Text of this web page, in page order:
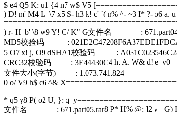
$ e4 Q5 K: u1 {4 n7 w$ V5 [
) D! m' M4 L \7 x5 S- h3 k! c' `( n% ^- ~3 I* ?- o6 a,
) r- H. b' \8 w9 Y! C/ K" G文件名 :
MD5校验码 :
5 O7 x! j, O9 dSHA1校验码 :
CRC32校验码 : 3E44430C4 h, A, W& d! e v0 |
文件大小(字节) : 1,073,741,824
0 o/ V9 h$ c6 ^& X
* q5 y8 P( o2 U, }: q y
文件名 : 671.part05.rar8 P* H% @: ]2 y+ G)